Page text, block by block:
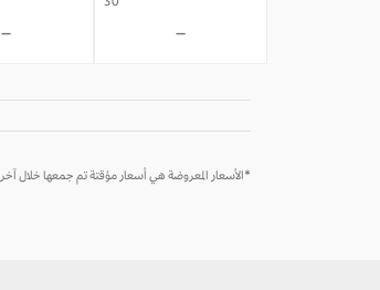
30
-
-
*الأسعار المعروضة هي أسعار مؤقتة تم جمعها خلال آخر 48 ساعة وقد لا تكون متاحة وقت الحجز